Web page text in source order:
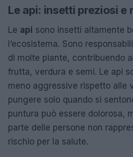
Le api: insetti preziosi e
Le api sono insetti altamente
l’ecosistema. Sono
di molte piante, contribuendo
frutta, verdura e semi. Le api
meno aggressive rispetto alle
pungere solo quando si
puntura può essere dolorosa,
parte delle persone non
rischio per la salute.